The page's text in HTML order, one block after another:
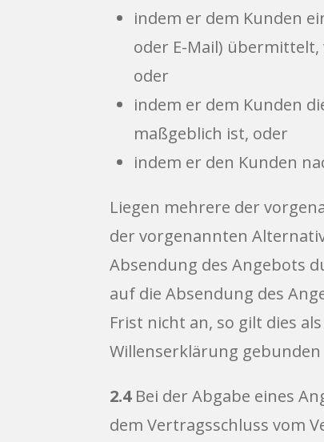
indem er dem Kunden
oder E-Mail)
oder
indem er dem Kunden
maßgeblich ist, oder
indem er den Kunden
Liegen mehrere der
der vorgenannten
Absendung des Angebots
auf die Absendung des
Frist nicht an, so gilt dies
Willenserklärung gebunden
2.4Bei der Abgabe eines
dem Vertragsschluss vom